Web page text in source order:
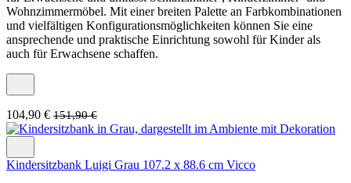
Wohnzimmermöbel. Mit einer breiten Palette an Farbkombinationen
und vielfältigen Konfigurationsmöglichkeiten können Sie eine
ansprechende und praktische Einrichtung sowohl für Kinder als
auch für Erwachsene schaffen.
104,90 € 151,90 €
Kindersitzbank Luigi Grau 107.2 x 88.6 cm Vicco